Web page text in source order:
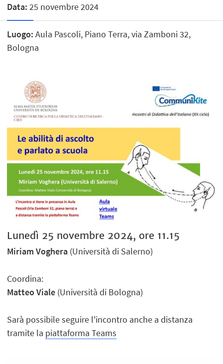
Data: 25 novembre 2024
Luogo: Aula Pascoli, Piano Terra, via Zamboni 32,
Bologna
Lunedì 25 novembre 2024, ore 11.15
Miriam Voghera (Università di Salerno)
Coordina:
Matteo Viale (Università di Bologna)
Sarà possibile seguire l'incontro anche a distanza
tramite la piattaforma Teams